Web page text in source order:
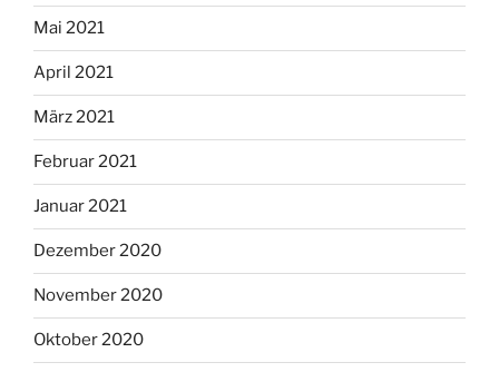
Mai 2021
April 2021
März 2021
Februar 2021
Januar 2021
Dezember 2020
November 2020
Oktober 2020